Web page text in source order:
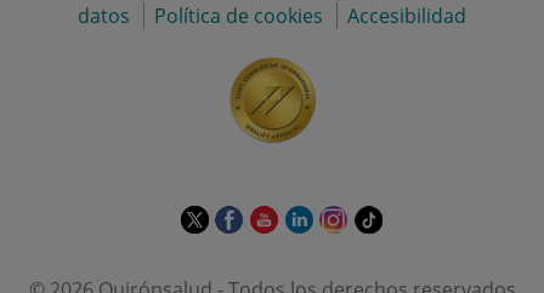
datos
Política de cookies Accesibilidad
EsteEsteEsteEsteEsteEnlace